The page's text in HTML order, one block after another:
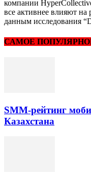
компании
все активнее влияют
данным исследования
САМОЕ
SMM-рейтинг
Казахстана